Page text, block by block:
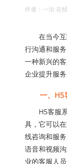
作者：一洽·
在当今互
行沟通和服
一种新兴的
企业提升服
一、H5
H5客服系
具，它可以
线咨询和服
语音和视频
业的客服人